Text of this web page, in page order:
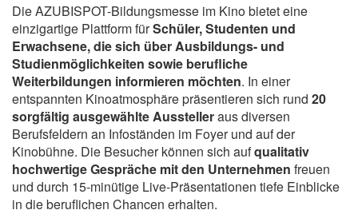
Die AZUBISPOT-Bildungsmesse im Kino bietet eine
einzigartige Plattform fürSchüler, Studenten und
Erwachsene, die sich über Ausbildungs- und
Studienmöglichkeiten sowie berufliche
Weiterbildungen informieren möchten. In einer
entspannten Kinoatmosphäre präsentieren sich rund 20
sorgfältig ausgewählte Ausstelleraus diversen
Berufsfeldern an Infoständen im Foyer und auf der
Kinobühne. Die Besucher können sich aufqualitativ
hochwertige Gespräche mit den Unternehmen freuen
und durch 15-minütige Live-Präsentationen tiefe Einblicke
in die beruflichen Chancen erhalten.